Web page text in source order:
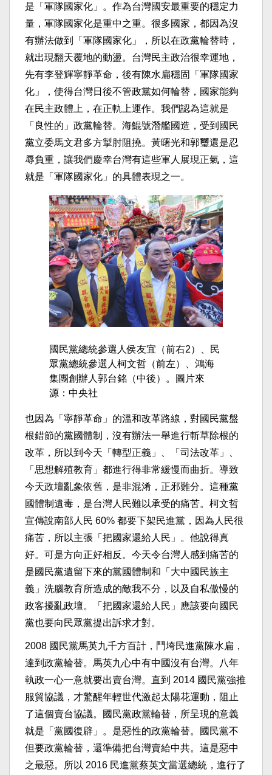
是「軍隊國家化」。作為台灣國安最重要的穩定力
量，軍隊國家化是重中之重。很多國家，都因為沒
有辦法做到「軍隊國家化」，所以在政黨輪替時，
就出現翻天覆地的動盪。台灣民主政治很幸運地，
先有李登輝寧靜革命，後有陳水扁穩固「軍隊國家
化」，使得台灣日後不管政黨如何輪替，國家能夠
在民主政體上，在正軌上運作。我們認為這就是
「良性的」政黨輪替。海鯤號潛艦國造，受到國民
黨立委馬文君多方掣肘阻撓。黃曙光和郭璽還是忍
辱負重，讓我們慶幸台灣有這些軍人展現正氣，這
就是「軍隊國家化」的具體表現之一。
國民黨總統參選人侯友宜（前右2）、民
眾黨總統參選人柯文哲（前左）、鴻海
集團創辦人郭台銘（中後）。圖片來
源：中央社
也因為「寧靜革命」的溫和改革路線，對國民黨盤
根錯節的黨國體制，沒有辦法一舉進行斬草除根的
改革，所以到今天「轉型正義」、「司法改革」、
「思想解殖教育」都進行得非常緩慢而曲折。導致
今天政壇亂象依舊，是非混淆，正邪難分。這種黨
國體制遺毒，是台灣人民難以承受的痛苦。柯文哲
宣傳說南部人民 60% 都要下架民進黨，因為人民很
痛苦，所以主張「把國家還給人民」。他說得真
好。可是方向正好相反。今天令台灣人感到痛苦的
是國民黨遺留下來的黨國體制和「大中國民族主
義」洗腦教育所造成的敵我不分，以及自私傲慢的
政客擾亂政壇。「把國家還給人民」應該要向國民
黨也要向民眾黨提出訴求才對。
2008 國民黨馬英九千方百計，鬥垮民進黨陳水扁，
達到政黨輪替。馬英九心中有中國沒有台灣。八年
執政一心一意就要出賣台灣。直到 2014 國民黨強推
服貿協議，才驚醒年輕世代激起太陽花運動，阻止
了這個賣台協議。國民黨政黨輪替，所呈現的意義
就是「黨國復辟」。是惡性的政黨輪替。國民黨不
但要政黨輪替，還準備把台灣賣給中共。這是惡中
之最惡。所以 2016 民進黨蔡英文當選總統，進行了